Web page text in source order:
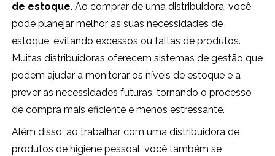
de estoque. Ao comprar de uma distribuidora, você
pode planejar melhor as suas necessidades de
estoque, evitando excessos ou faltas de produtos.
Muitas distribuidoras oferecem sistemas de gestão que
podem ajudar a monitorar os níveis de estoque e a
prever as necessidades futuras, tornando o processo
de compra mais eficiente e menos estressante.
Além disso, ao trabalhar com uma distribuidora de
produtos de higiene pessoal, você também se